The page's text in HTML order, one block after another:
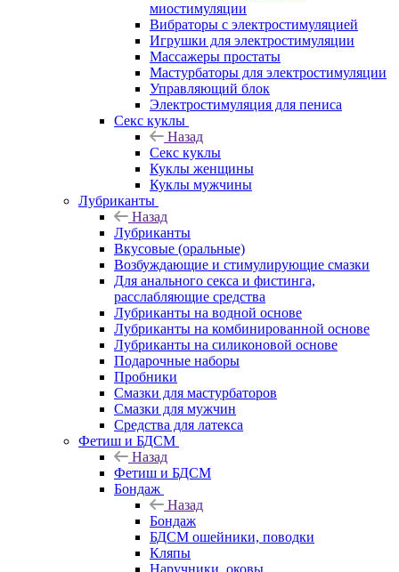
миостимуляции
Вибраторы с электростимуляцией
Игрушки для электростимуляции
Массажеры простаты
Мастурбаторы для электростимуляции
Управляющий блок
Электростимуляция для пениса
Секс куклы
Назад
Секс куклы
Куклы женщины
Куклы мужчины
Лубриканты
Назад
Лубриканты
Вкусовые (оральные)
Возбуждающие и стимулирующие смазки
Для анального секса и фистинга,
расслабляющие средства
Лубриканты на водной основе
Лубриканты на комбинированной основе
Лубриканты на силиконовой основе
Подарочные наборы
Пробники
Смазки для мастурбаторов
Смазки для мужчин
Средства для латекса
Фетиш и БДСМ
Назад
Фетиш и БДСМ
Бондаж
Назад
Бондаж
БДСМ ошейники, поводки
Кляпы
Наручники, оковы